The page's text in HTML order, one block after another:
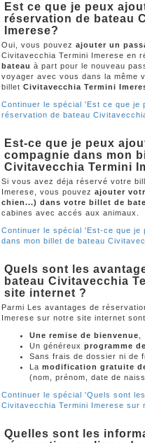
Est ce que je peux
réservation de bateau
Imerese?
Oui, vous pouvez ajouter un
Civitavecchia Termini Imerese en
bateau à part pour le nouveau
voyager avec vous dans la même
billet Civitavecchia Termini
Continuer le spécial 'Est ce que je
réservation de bateau
Est-ce que je peux
compagnie dans mon
Civitavecchia Termini
Si vous avez déja réservé votre
Imerese, vous pouvez ajouter
chien...) dans votre billet de
cabines avec accés aux animaux.
Continuer le spécial 'Est-ce que je
dans mon billet de bateau
Quels sont les
bateau Civitavecchia
site internet ?
Parmi Les avantages de
Imerese sur notre site internet
Une remise de bienvenue
Un généreux programme
Sans frais de dossier ni de
La modification gratuite
(nom, prénom, date de
Continuer le spécial 'Quels sont
Civitavecchia Termini Imerese sur
Quelles sont les